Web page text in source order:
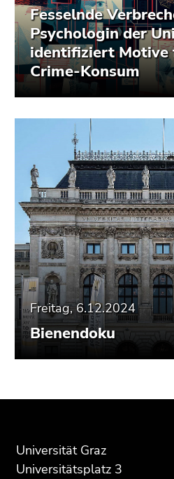
Fesselnde
Psychologin der
identifiziert Motive
Crime-Konsum
Freitag, 6.12.2024
Bienendoku
Beginn
Zusatzinformationen:
Universität Graz
Universitätsplatz 3
Ende
Übersicht
Ende
Übersicht